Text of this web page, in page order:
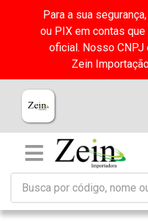
Para a sua
ou PIX em contas
oficial. Nosso
Zein